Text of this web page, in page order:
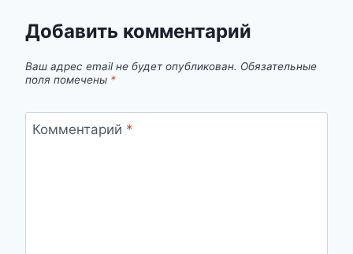
Добавить комментарий
Ваш адрес email не будет опубликован. Обязательные
поля помечены *
Комментарий *